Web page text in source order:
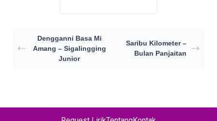
Dengganni Basa Mi
Amang – Sigalingging
Junior
Saribu Kilometer –
Bulan Panjaitan